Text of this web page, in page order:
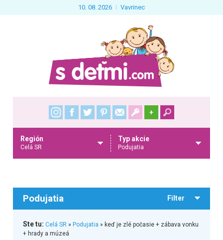
10. 08. 2026 Vavrinec
+
Región
Celá SR
Typ akcie
Podujatia
Podujatia Filter
Ste tu: Celá SR» Podujatia » keď je zlé počasie + zábava vonku
+ hrady a múzeá